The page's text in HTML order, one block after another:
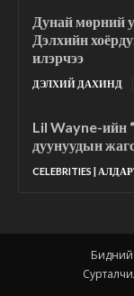
Дунай мөрний
Дэлхийн
илэрчээ
ДЭЛХИЙ ДАХИНД
Lil Wayne-ийн
дуунуудын
CELEBRITIES |
Бидний